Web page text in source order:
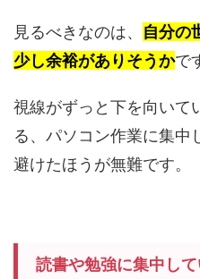
見るべきなのは、 自分の
少し余裕がありそうかで
視線がずっと下を向いて
る、パソコン作業に集中
避けたほうが無難です。
読書や勉強に集中し